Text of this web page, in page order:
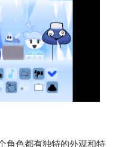
角色都有独特的外观和特